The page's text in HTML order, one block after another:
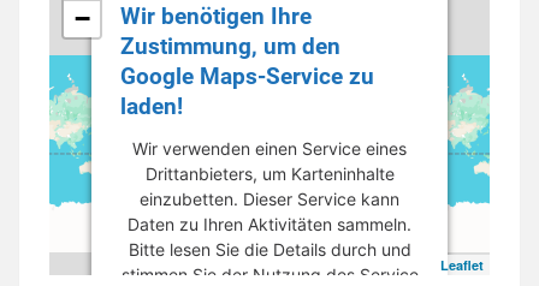
−
Leaflet
Wir benötigen Ihre
Zustimmung, um den
Google Maps-Service zu
laden!
Wir verwenden einen Service eines
Drittanbieters, um Karteninhalte
einzubetten. Dieser Service kann
Daten zu Ihren Aktivitäten sammeln.
Bitte lesen Sie die Details durch und
stimmen Sie der Nutzung des Service